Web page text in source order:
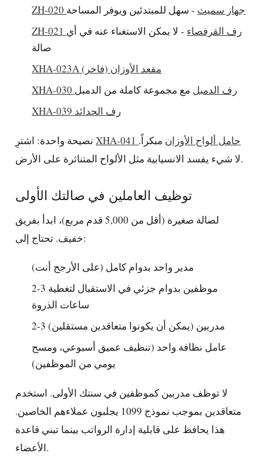
ZH-020 جهاز سميث - سهل للمبتدئين ويوفر المساحة
ZH-021 رف القرفصاء - لا يمكن الاستغناء عنه في أي
صالة
XHA-023A مقعد الأوزان (فاخر)
XHA-030 رف الدمبل مع مجموعة كاملة من الدمبل
XHA-039 رف الحدائد
نصيحة واحدة: اشترِ XHA-041 حامل ألواح الأوزان مبكراً.
لا شيء يفسد الانسيابية مثل الألواح المتناثرة على الأرض.
توظيف العاملين في صالتك الأولى
لصالة صغيرة (أقل من 5,000 قدم مربع)، ابدأ بفريق
خفيف. تحتاج إلى:
مدير واحد بدوام كامل (على الأرجح أنت)
2-3 موظفين بدوام جزئي في الاستقبال لتغطية
ساعات الذروة
2-3 مدربين (يمكن أن يكونوا متعاقدين مستقلين)
عامل نظافة واحد (تنظيف عميق أسبوعي، ومسح
يومي من الموظفين)
لا توظف مدربين كموظفين في سنتك الأولى. استخدم
متعاقدين بموجب نموذج 1099 يجلبون عملاءهم الخاصين.
هذا يحافظ على قابلية إدارة الرواتب بينما تبني قاعدة
الأعضاء.